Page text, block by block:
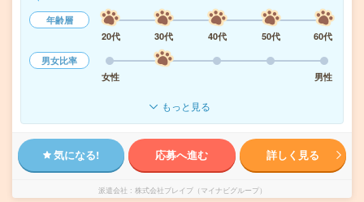
年齢層
20代
30代 40代 50代
60代
男女比率
女性
男性
もっと見る
気になる! 応募へ進む 詳しく見る
派遣会社 株式会社ブレイブ（マイナビグループ）